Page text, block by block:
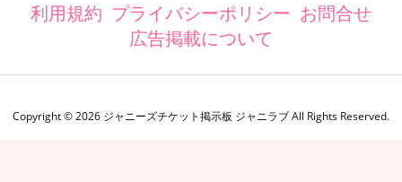
利用規約 プライバシーポリシー お問合せ
広告掲載について
Copyright ©2026 ジャニーズチケット掲示板 ジャニラブAll Rights Reserved.